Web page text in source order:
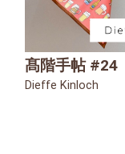
髙階手帖 #24
Dieffe Kinloch